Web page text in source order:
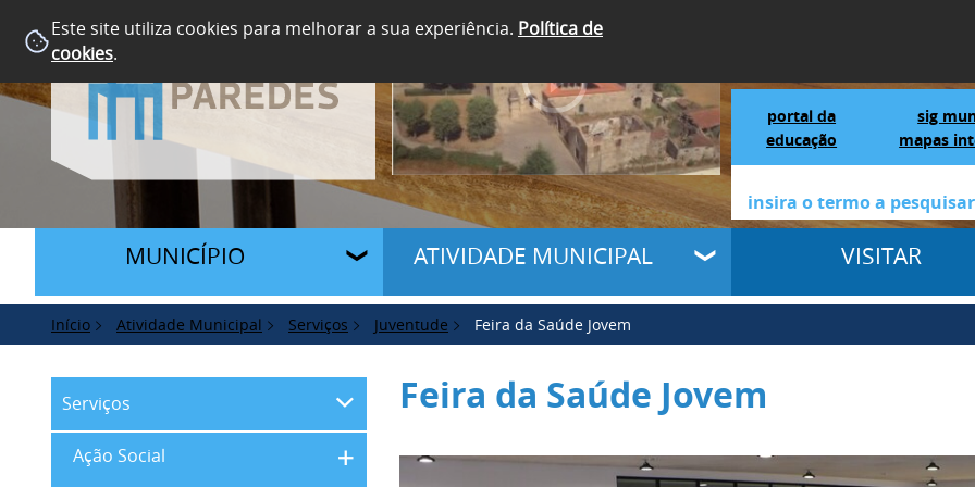
Este site utiliza cookies para melhorar a sua experiência. Política de
cookies.
portal da
educação
sig
mapas
MUNICÍPIO ATIVIDADE MUNICIPAL VISITAR
Início Atividade Municipal Serviços Juventude Feira da Saúde Jovem
Serviços
Ação Social
Feira da Saúde Jovem